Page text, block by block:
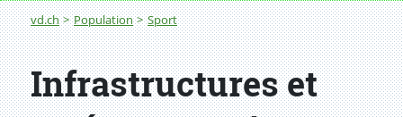
Fil d'Ariane
vd.ch Population Sport
Infrastructures et aménagements sportifs
Infrastructures et